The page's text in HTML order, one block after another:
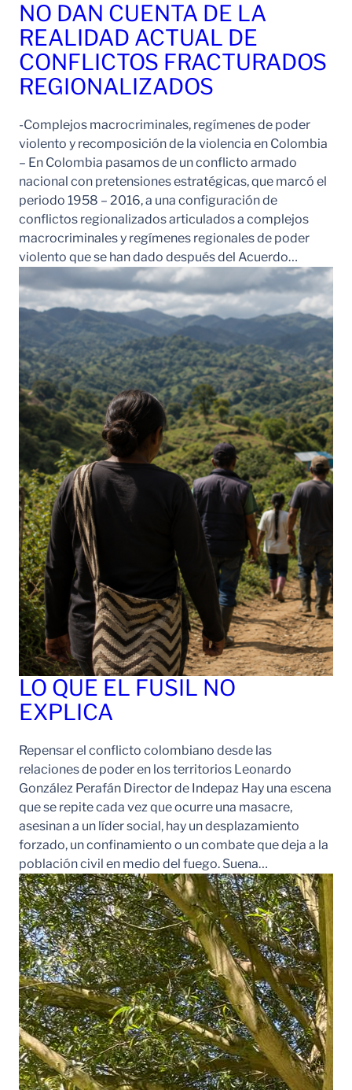
NO DAN CUENTA DE LA
REALIDAD ACTUAL DE
CONFLICTOS FRACTURADOS
REGIONALIZADOS
-Complejos macrocriminales, regímenes de poder
violento y recomposición de la violencia en Colombia
– En Colombia pasamos de un conflicto armado
nacional con pretensiones estratégicas, que marcó el
periodo 1958 – 2016, a una configuración de
conflictos regionalizados articulados a complejos
macrocriminales y regímenes regionales de poder
violento que se han dado después del Acuerdo…
LO QUE EL FUSIL NO
EXPLICA
Repensar el conflicto colombiano desde las
relaciones de poder en los territorios Leonardo
González Perafán Director de Indepaz Hay una escena
que se repite cada vez que ocurre una masacre,
asesinan a un líder social, hay un desplazamiento
forzado, un confinamiento o un combate que deja a la
población civil en medio del fuego. Suena…